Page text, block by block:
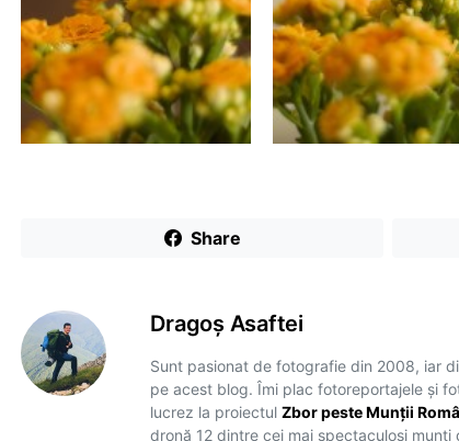
Share
Dragoş Asaftei
Sunt pasionat de fotografie din 2008, iar
pe acest blog. Îmi plac fotoreportajele și
lucrez la proiectulZbor peste Munții
dronă 12 dintre cei mai spectaculoși munți